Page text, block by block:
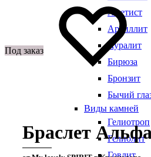
Аметист
Аргиллит
Ауралит
Бирюза
Бронзит
Бычий
Виды камней
Гелиотроп
Гелиолит
Говлит
Под заказ
Браслет